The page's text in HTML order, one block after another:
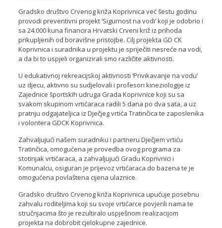
Gradsko društvo Crvenog križa Koprivnica već šestu godinu
provodi preventivni projekt ‘Sigurnost na vodi’ koji je odobrio i
sa 24.000 kuna financira Hrvatski Crveni križ iz prihoda
prikupljenih od boravišne pristojbe. Cilj projekta GD CK
Koprivnica i suradnika u projektu je spriječiti nesreće na vodi,
a da bi to uspjeli organizirali smo različite aktivnosti.
U edukativnoj rekreacijskoj aktivnosti ‘Privikavanje na vodu’
uz djecu, aktivno su sudjelovali i profesori kineziologije iz
Zajednice športskih udruga Grada Koprivnice koji su sa
svakom skupinom vrtićaraca radili 5 dana po dva sata, a uz
pratnju odgajateljica iz Dječjeg vrtića Tratinčica te zaposlenika
i volontera GDCK Koprivnica.
Zahvaljujući našem suradniku i partneru Dječjem vrtiću
Tratinčica, omogućena je provedba ovog programa za
stotinjak vrtićaraca, a zahvaljujući Gradu Koprivnici i
Komunalcu, osiguran je prijevoz vrtićaraca do bazena te je
omogućena povlaštena cijena ulaznice.
Gradsko društvo Crvenog križa Koprivnica upućuje posebnu
zahvalu roditeljima koji su svoje vrtićarce povjerili nama te
stručnjacima što je rezultiralo uspješnom realizacijom
projekta na dobrobit cjelokupne zajednice.